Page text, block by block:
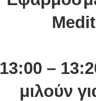
13:00 –
μιλούν